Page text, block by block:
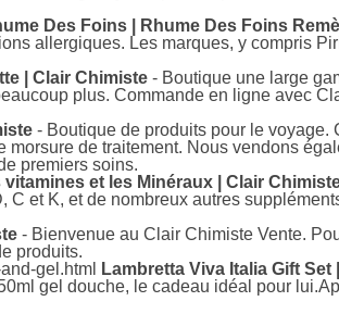
Des Foins | Rhume Des Foins
allergiques. Les marques, y compris
| Clair Chimiste - Boutique une large
plus. Commande en ligne avec
- Boutique de produits pour le voyage.
de traitement. Nous vendons
premiers soins.
vitamines et les Minéraux | Clair
et K, et de nombreux autres
- Bienvenue au Clair Chimiste Vente.
produits.
gel.html
Lambretta Viva Italia Gift Set
gel douche, le cadeau idéal pour